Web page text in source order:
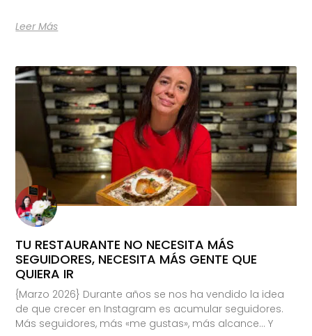
Leer Más
TU RESTAURANTE NO NECESITA MÁS
SEGUIDORES, NECESITA MÁS GENTE QUE
QUIERA IR
{Marzo 2026} Durante años se nos ha vendido la idea
de que crecer en Instagram es acumular seguidores.
Más seguidores, más «me gustas», más alcance… Y